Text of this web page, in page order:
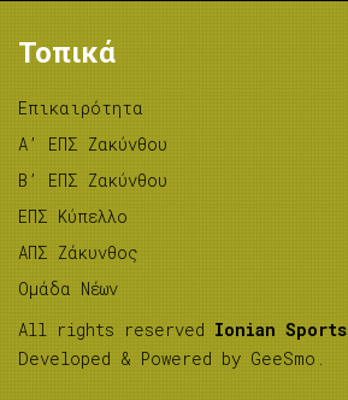
Τοπικά
Επικαιρότητα
A’ ΕΠΣ Ζακύνθου
B’ ΕΠΣ Ζακύνθου
ΕΠΣ Κύπελλο
ΑΠΣ Ζάκυνθος
Ομάδα Νέων
All rights reserved Ionian Sports
Developed & Powered by GeeSmo .